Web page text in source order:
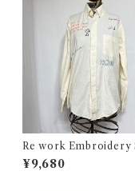
Re work Embroidery
/ リワーク ハンド刺繍入
ャツ 古着
¥9,680